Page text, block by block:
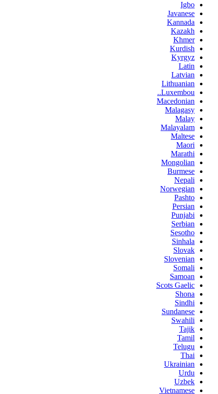
Igbo
Javanese
Kannada
Kazakh
Khmer
Kurdish
Kyrgyz
Latin
Latvian
Lithuanian
Luxembou..
Macedonian
Malagasy
Malay
Malayalam
Maltese
Maori
Marathi
Mongolian
Burmese
Nepali
Norwegian
Pashto
Persian
Punjabi
Serbian
Sesotho
Sinhala
Slovak
Slovenian
Somali
Samoan
Scots Gaelic
Shona
Sindhi
Sundanese
Swahili
Tajik
Tamil
Telugu
Thai
Ukrainian
Urdu
Uzbek
Vietnamese